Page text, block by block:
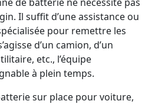
Il suffit d’une assistance ou
pour remettre les
d’un camion, d’un
etc., l’équipe
à plein temps.
sur place pour voiture,